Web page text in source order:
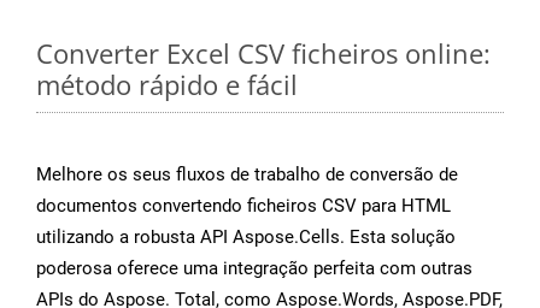
Converter Excel CSV ficheiros online:
método rápido e fácil
Melhore os seus fluxos de trabalho de conversão de
documentos convertendo ficheiros CSV para HTML
utilizando a robusta API Aspose.Cells. Esta solução
poderosa oferece uma integração perfeita com outras
APIs do Aspose. Total, como Aspose.Words, Aspose.PDF,